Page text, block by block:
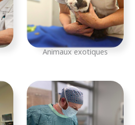
Animaux exotiques